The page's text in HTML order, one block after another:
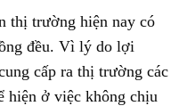
thị trường hiện nay có
đều. Vì lý do lợi
cấp ra thị trường các
hiện ở việc không chịu